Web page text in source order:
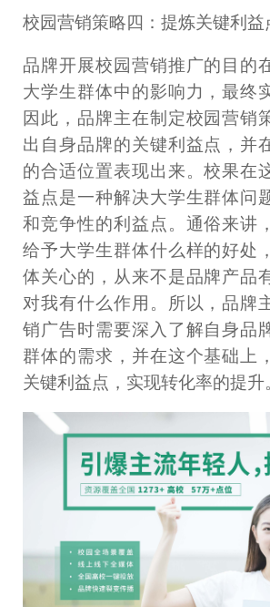
校园营销策略四：提炼关键利益
品牌开展校园营销推广的目的
大学生群体中的影响力，最终
因此，品牌主在制定校园营销
出自身品牌的关键利益点，并
的合适位置表现出来。校果在
益点是一种解决大学生群体问
和竞争性的利益点。通俗来讲
给予大学生群体什么样的好处
体关心的，从来不是品牌产品
对我有什么作用。所以，品牌
销广告时需要深入了解自身品
群体的需求，并在这个基础上
关键利益点，实现转化率的提升